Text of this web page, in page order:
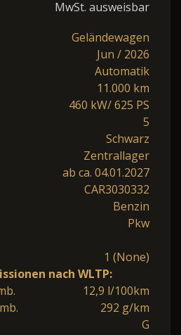
MwSt. ausweisbar
Geländewagen
Jun / 2026
Automatik
11.000 km
460 kW/ 625 PS
5
Schwarz
Zentrallager
ab ca. 04.01.2027
CAR3030332
Benzin
Pkw
1 (None)
nach WLTP:
12,9 l/100km
292 g/km
G